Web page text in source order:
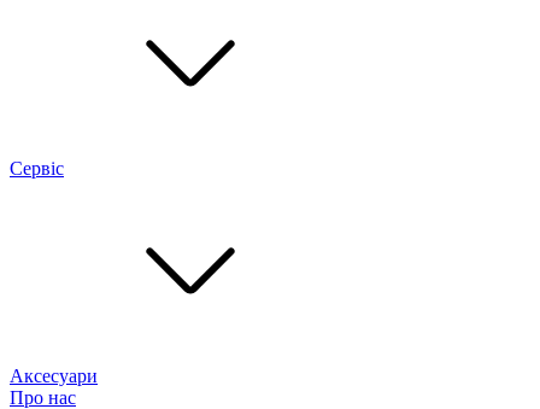
Сервіс
Аксесуари
Про нас